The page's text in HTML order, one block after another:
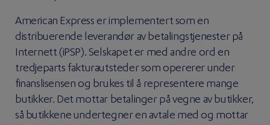
American Express er implementert som en
distribuerende leverandør av betalingstjenester på
Internett (iPSP). Selskapet er med andre ord en
tredjeparts fakturautsteder som opererer under
finanslisensen og brukes til å representere mange
butikker. Det mottar betalinger på vegne av butikker,
så butikkene undertegner en avtale med og mottar